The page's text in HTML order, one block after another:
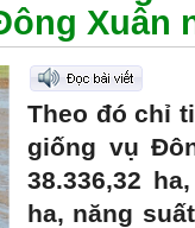
Xuân
Theo đó chỉ
giống vụ
38.336,32 ha
ha, năng